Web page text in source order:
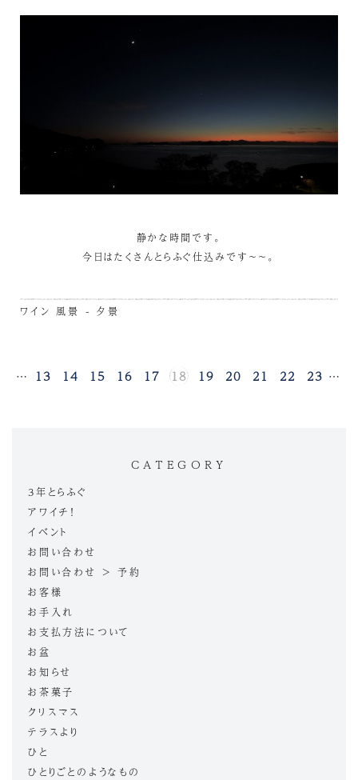
静かな時間です。
今日はたくさんとらふぐ仕込みです～～。
ワイン 風景 - 夕景
… 13 14 15 16 17 18 19 20 21 22 23 …
CATEGORY
3年とらふぐ
アワイチ！
イベント
お問い合わせ
お問い合わせ > 予約
お客様
お手入れ
お支払方法について
お盆
お知らせ
お茶菓子
クリスマス
テラスより
ひと
ひとりごとのようなもの